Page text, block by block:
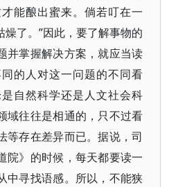
能酿出蜜来。倘若叮在一
了。”因此，要了解事物的
并掌握解决方案，就应当读
的人对这一问题的不同看
自然科学还是人文社会科
域往往是相通的，只不过看
等存在差异而已。据说，司
院》的时候，每天都要读一
中寻找语感。所以，不能狭